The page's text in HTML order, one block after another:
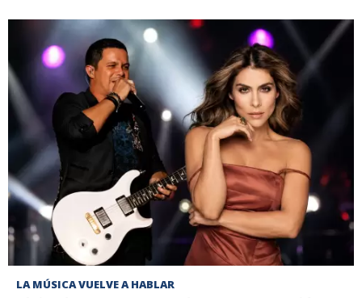
LA MÚSICA VUELVE A HABLAR